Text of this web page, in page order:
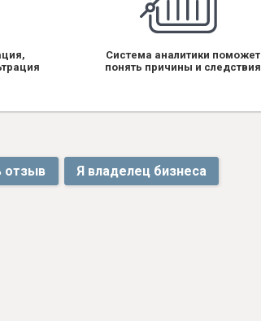
Система аналитики поможет
понять причины и следствия
отзыв Я владелец бизнеса